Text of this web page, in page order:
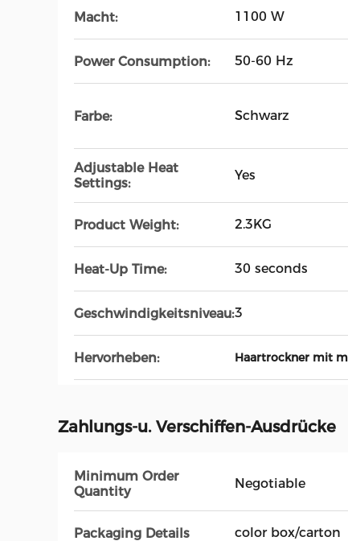
Macht: 1100 W
Power Consumption: 50-60 Hz
Farbe: Schwarz
Adjustable Heat
Settings:
Yes
Product Weight: 2.3KG
Heat-Up Time: 30 seconds
Geschwindigkeitsniveau:3
Hervorheben: Haartrockner mit
Zahlungs-u. Verschiffen-Ausdrücke
Minimum Order
Quantity
Negotiable
Packaging Details color box/carton